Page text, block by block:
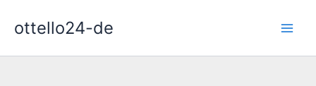
Inhaltottello24-de